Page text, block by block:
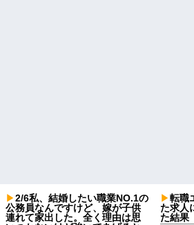
2/6私、結婚したい職業NO.1の
公務員なんですけど、嫁が子供
連れて家出した。全く理由は思
転職
た求人
た結果